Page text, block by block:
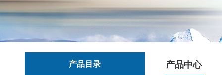
产品目录 产品中心